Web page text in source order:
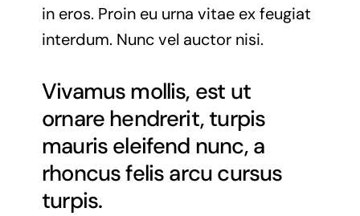
in eros. Proin eu urna vitae ex feugiat
interdum. Nunc vel auctor nisi.
Vivamus mollis, est ut
ornare hendrerit, turpis
mauris eleifend nunc, a
rhoncus felis arcu cursus
turpis.